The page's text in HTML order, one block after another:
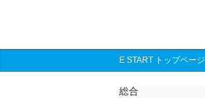
E START トップページ
総合